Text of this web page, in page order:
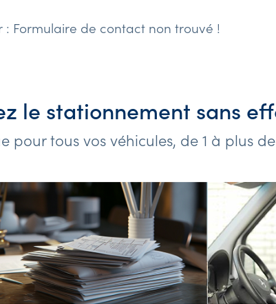
: Formulaire de contact non trouvé !
le stationnement sans
pour tous vos véhicules, de 1 à plus